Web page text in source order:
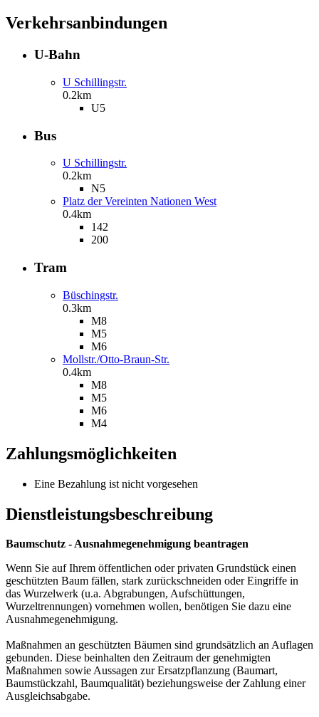
Verkehrsanbindungen
U-Bahn
U Schillingstr.
0.2km
U5
Bus
U Schillingstr.
0.2km
N5
Platz der Vereinten Nationen West
0.4km
142
200
Tram
Büschingstr.
0.3km
M8
M5
M6
Mollstr./Otto-Braun-Str.
0.4km
M8
M5
M6
M4
Zahlungsmöglichkeiten
Eine Bezahlung ist nicht vorgesehen
Dienstleistungsbeschreibung
Baumschutz - Ausnahmegenehmigung beantragen
Wenn Sie auf Ihrem öffentlichen oder privaten Grundstück einen
geschützten Baum fällen, stark zurückschneiden oder Eingriffe in
das Wurzelwerk (u.a. Abgrabungen, Aufschüttungen,
Wurzeltrennungen) vornehmen wollen, benötigen Sie dazu eine
Ausnahmegenehmigung.
Maßnahmen an geschützten Bäumen sind grundsätzlich an Auflagen
gebunden. Diese beinhalten den Zeitraum der genehmigten
Maßnahmen sowie Aussagen zur Ersatzpflanzung (Baumart,
Baumstückzahl, Baumqualität) beziehungsweise der Zahlung einer
Ausgleichsabgabe.